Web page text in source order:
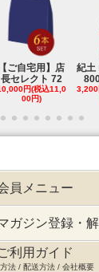
【ご自宅用】店
長セレクト 72
円(税込11,0
00円)
紀土
3,200
員メニュー
ガジン登録・
利用ガイド
法 / 配送方法 / 会社概要